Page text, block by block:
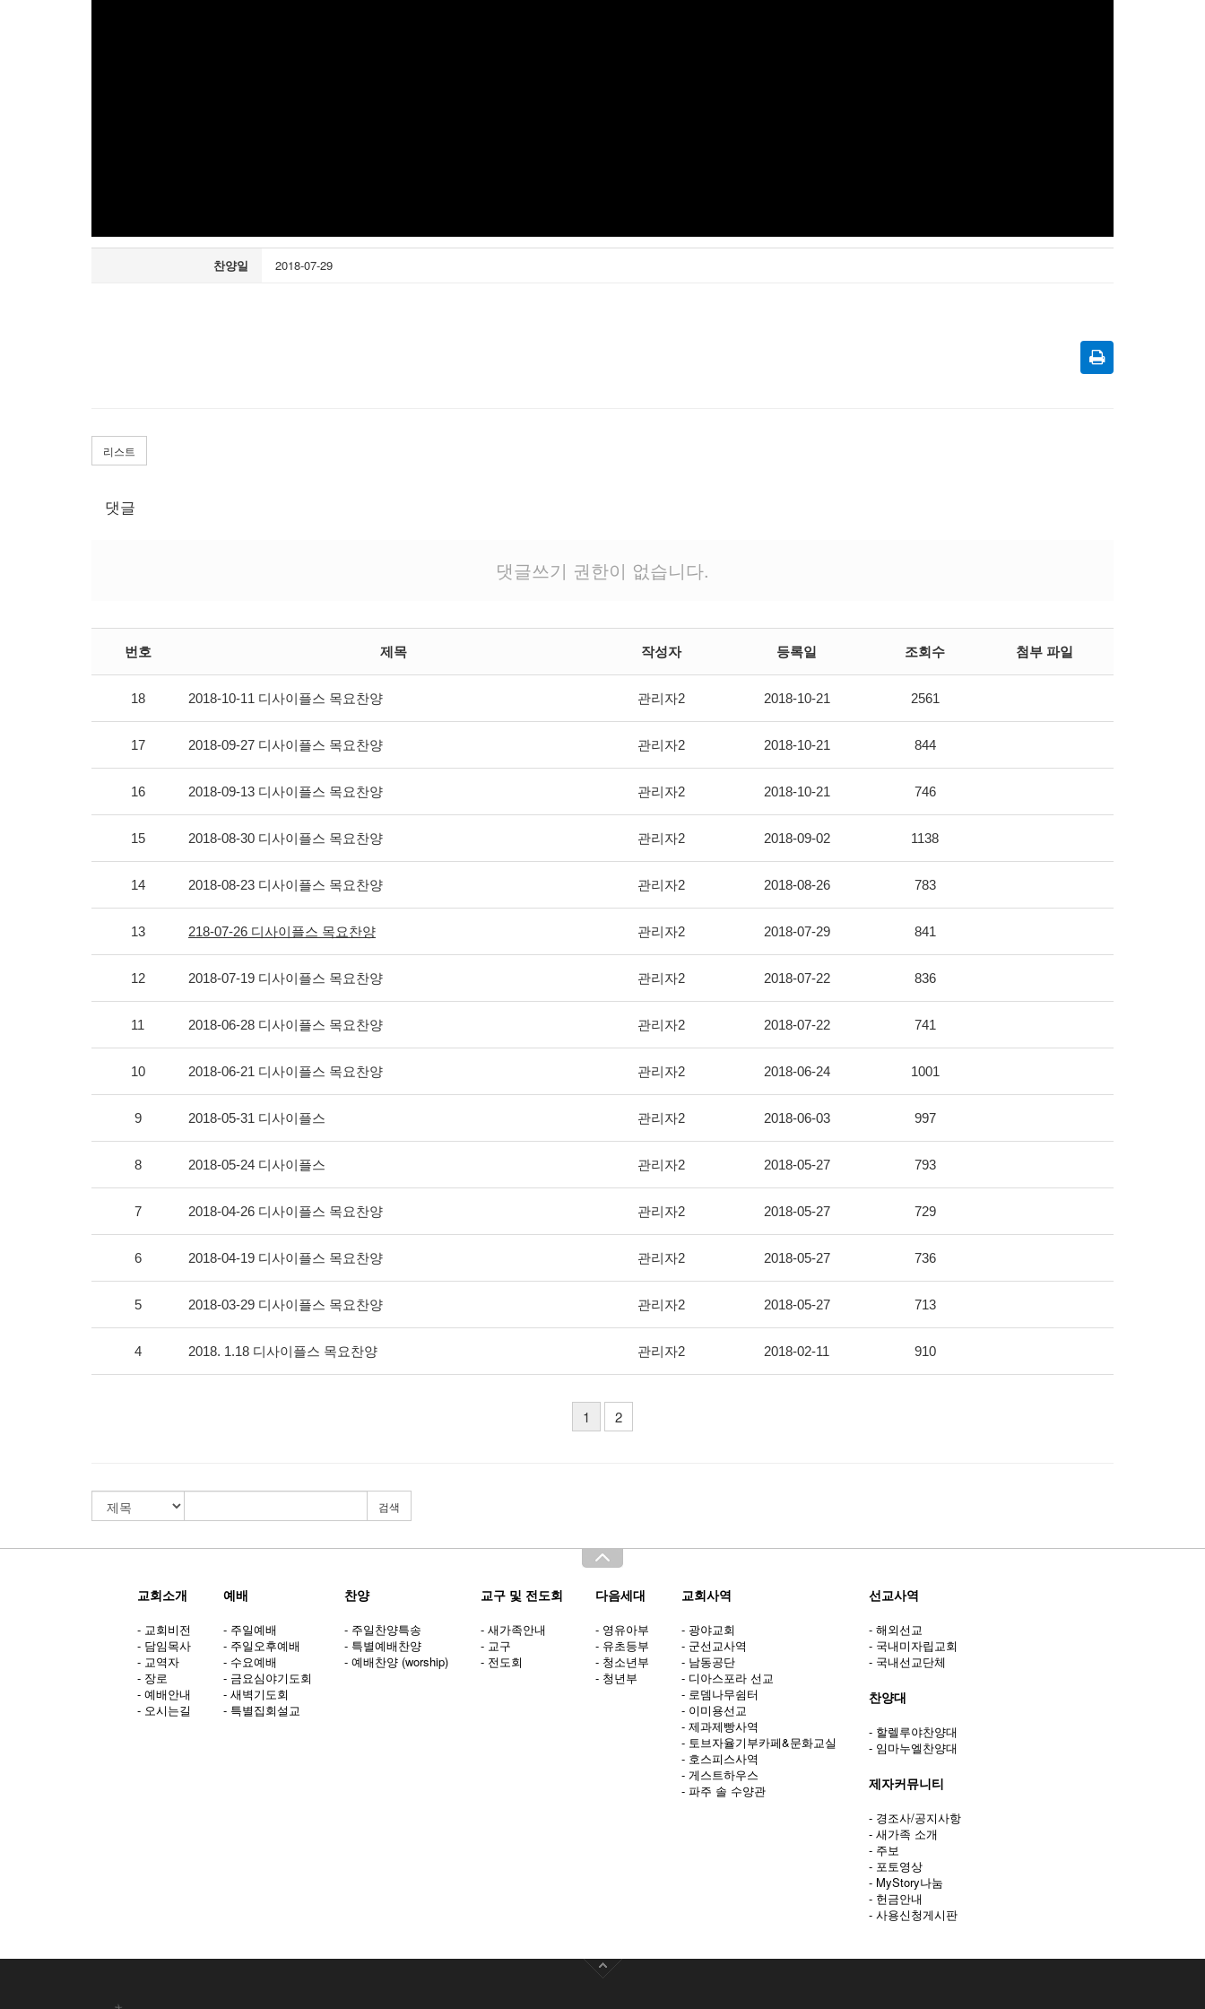
찬양일 2018-07-29
리스트
댓글
댓글쓰기 권한이 없습니다.
번호 제목 작성자 등록일 조회수 첨부 파일
18 2018-10-11 디사이플스 목요찬양 관리자2 2018-10-21 2561
17 2018-09-27 디사이플스 목요찬양 관리자2 2018-10-21 844
16 2018-09-13 디사이플스 목요찬양 관리자2 2018-10-21 746
15 2018-08-30 디사이플스 목요찬양 관리자2 2018-09-02 1138
14 2018-08-23 디사이플스 목요찬양 관리자2 2018-08-26 783
13 218-07-26 디사이플스 목요찬양 관리자2 2018-07-29 841
12 2018-07-19 디사이플스 목요찬양 관리자2 2018-07-22 836
11 2018-06-28 디사이플스 목요찬양 관리자2 2018-07-22 741
10 2018-06-21 디사이플스 목요찬양 관리자2 2018-06-24 1001
9 2018-05-31 디사이플스 관리자2 2018-06-03 997
8 2018-05-24 디사이플스 관리자2 2018-05-27 793
7 2018-04-26 디사이플스 목요찬양 관리자2 2018-05-27 729
6 2018-04-19 디사이플스 목요찬양 관리자2 2018-05-27 736
5 2018-03-29 디사이플스 목요찬양 관리자2 2018-05-27 713
4 2018. 1.18 디사이플스 목요찬양 관리자2 2018-02-11 910
1 2
검색
교회소개
- 교회비전
- 담임목사
- 교역자
- 장로
- 예배안내
- 오시는길
예배
- 주일예배
- 주일오후예배
- 수요예배
- 금요심야기도회
- 새벽기도회
- 특별집회설교
찬양
- 주일찬양특송
- 특별예배찬양
- 예배찬양 (worship)
교구 및 전도회
- 새가족안내
- 교구
- 전도회
다음세대
- 영유아부
- 유초등부
- 청소년부
- 청년부
교회사역
- 광야교회
- 군선교사역
- 남동공단
- 디아스포라 선교
- 로뎀나무쉼터
- 이미용선교
- 제과제빵사역
- 토브자율기부카페&문화교실
- 호스피스사역
- 게스트하우스
- 파주 솔 수양관
선교사역
- 해외선교
- 국내미자립교회
- 국내선교단체
찬양대
- 할렐루야찬양대
- 임마누엘찬양대
제자커뮤니티
- 경조사/공지사항
- 새가족 소개
- 주보
- 포토영상
- MyStory나눔
- 헌금안내
- 사용신청게시판